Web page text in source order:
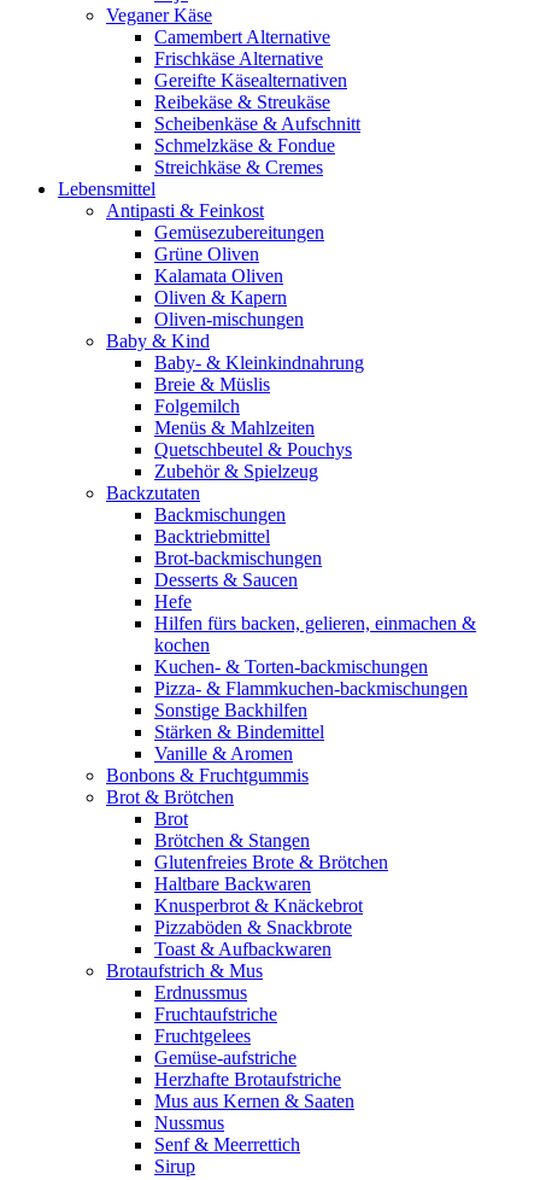
Veganer Käse
Camembert Alternative
Frischkäse Alternative
Gereifte Käsealternativen
Reibekäse & Streukäse
Scheibenkäse & Aufschnitt
Schmelzkäse & Fondue
Streichkäse & Cremes
Lebensmittel
Antipasti & Feinkost
Gemüsezubereitungen
Grüne Oliven
Kalamata Oliven
Oliven & Kapern
Oliven-mischungen
Baby & Kind
Baby- & Kleinkindnahrung
Breie & Müslis
Folgemilch
Menüs & Mahlzeiten
Quetschbeutel & Pouchys
Zubehör & Spielzeug
Backzutaten
Backmischungen
Backtriebmittel
Brot-backmischungen
Desserts & Saucen
Hefe
Hilfen fürs backen, gelieren, einmachen &
kochen
Kuchen- & Torten-backmischungen
Pizza- & Flammkuchen-backmischungen
Sonstige Backhilfen
Stärken & Bindemittel
Vanille & Aromen
Bonbons & Fruchtgummis
Brot & Brötchen
Brot
Brötchen & Stangen
Glutenfreies Brote & Brötchen
Haltbare Backwaren
Knusperbrot & Knäckebrot
Pizzaböden & Snackbrote
Toast & Aufbackwaren
Brotaufstrich & Mus
Erdnussmus
Fruchtaufstriche
Fruchtgelees
Gemüse-aufstriche
Herzhafte Brotaufstriche
Mus aus Kernen & Saaten
Nussmus
Senf & Meerrettich
Sirup